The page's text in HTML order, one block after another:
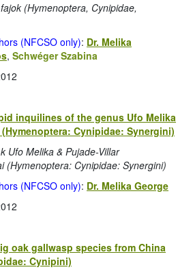
(Hymenoptera, Cynipidae,
(NFCSO only): Dr. Melika
, Schwéger Szabina
inquilines of the genus Ufo Melika
Cynipidae: Synergini)
Ufo Melika & Pujade-Villar
(Hymenoptera: Cynipidae: Synergini)
(NFCSO only): Dr. Melika George
oak gallwasp species from China
Cynipini)